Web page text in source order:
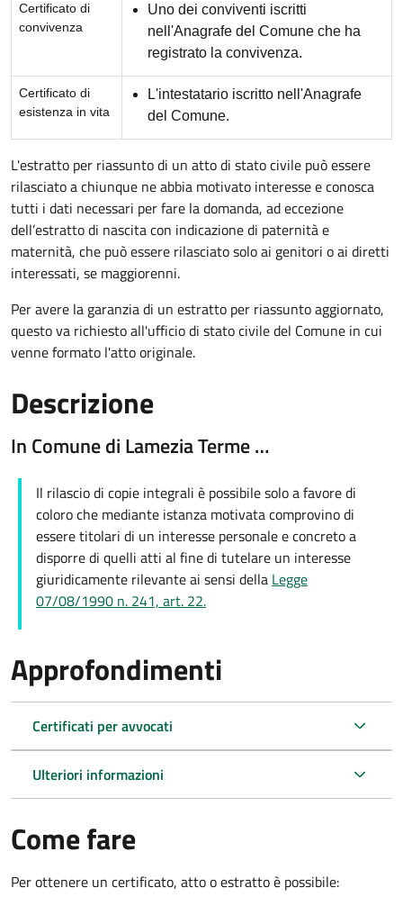
Certificato di
convivenza
Uno dei conviventi iscritti
nell'Anagrafe del Comune che ha
registrato la convivenza.
Certificato di
esistenza in vita
L'intestatario iscritto nell'Anagrafe
del Comune.
L'estratto per riassunto di un atto di stato civile può essere
rilasciato a chiunque ne abbia motivato interesse e conosca
tutti i dati necessari per fare la domanda, ad eccezione
dell’estratto di nascita con indicazione di paternità e
maternità, che può essere rilasciato solo ai genitori o ai diretti
interessati, se maggiorenni.
Per avere la garanzia di un estratto per riassunto aggiornato,
questo va richiesto all'ufficio di stato civile del Comune in cui
venne formato l'atto originale.
Descrizione
In Comune di Lamezia Terme …
Il rilascio di copie integrali è possibile solo a favore di
coloro che mediante istanza motivata comprovino di
essere titolari di un interesse personale e concreto a
disporre di quelli atti al fine di tutelare un interesse
giuridicamente rilevante ai sensi della Legge
07/08/1990 n. 241, art. 22.
Approfondimenti
Certificati per avvocati
Ulteriori informazioni
Come fare
Per ottenere un certificato, atto o estratto è possibile: